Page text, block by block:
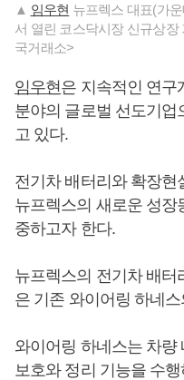
▲ 임우현 뉴프렉스 대표(가
서 열린 코스닥시장 신규상
국거래소>
임우현은 지속적인 연구
분야의 글로벌 선도기
고 있다.
전기차 배터리와 확장현
뉴프렉스의 새로운 성장
중하고자 한다.
뉴프렉스의 전기차 배터
은 기존 와이어링 하네
와이어링 하네스는 차량
보호와 정리 기능을 수